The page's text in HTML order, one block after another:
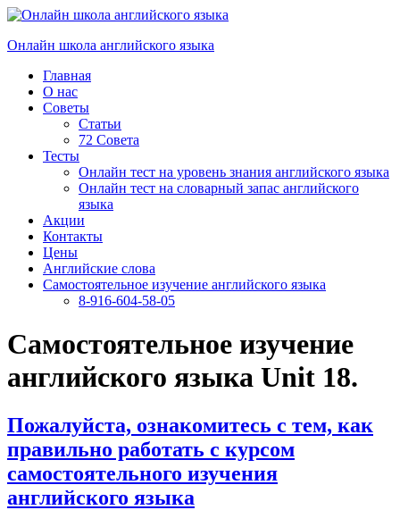
Перейти
содержимому
Онлайн школа английского языка
Главная
О нас
Советы
Статьи
72 Совета
Тесты
Онлайн тест на уровень знания английского языка
Онлайн тест на словарный запас английского
языка
Акции
Контакты
Цены
Английские слова
Самостоятельное изучение английского языка
8-916-604-58-05
Самостоятельное изучение
английского языка Unit 18.
Пожалуйста, ознакомитесь с тем, как
правильно работать с курсом
самостоятельного изучения
английского языка